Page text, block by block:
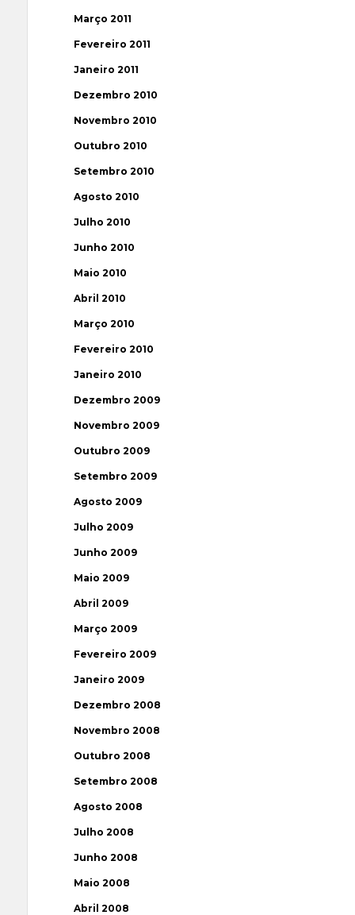
Março 2011
Fevereiro 2011
Janeiro 2011
Dezembro 2010
Novembro 2010
Outubro 2010
Setembro 2010
Agosto 2010
Julho 2010
Junho 2010
Maio 2010
Abril 2010
Março 2010
Fevereiro 2010
Janeiro 2010
Dezembro 2009
Novembro 2009
Outubro 2009
Setembro 2009
Agosto 2009
Julho 2009
Junho 2009
Maio 2009
Abril 2009
Março 2009
Fevereiro 2009
Janeiro 2009
Dezembro 2008
Novembro 2008
Outubro 2008
Setembro 2008
Agosto 2008
Julho 2008
Junho 2008
Maio 2008
Abril 2008